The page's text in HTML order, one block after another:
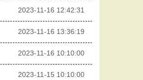
2023-11-16 12:42:31
2023-11-16 13:36:19
2023-11-16 10:10:00
2023-11-15 10:10:00